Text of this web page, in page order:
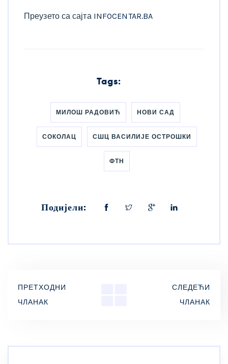
Преузето са сајта INFOCENTAR.BA
Tags:
МИЛОШ РАДОВИЋ НОВИ САД
СОКОЛАЦ СШЦ ВАСИЛИЈЕ ОСТРОШКИ
ФТН
Подијели:
ПРЕТХОДНИ
ЧЛАНАК
СЛЕДЕЋИ
ЧЛАНАК